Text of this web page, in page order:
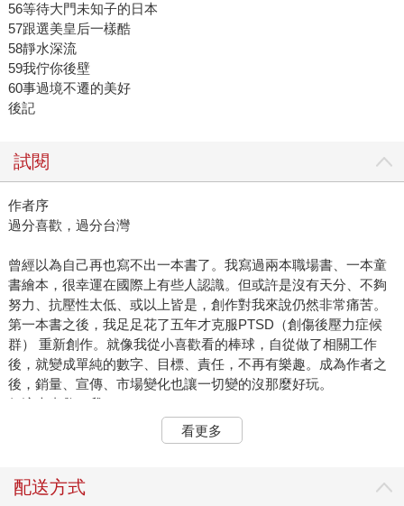
56等待大門未知子的日本
57跟選美皇后一樣酷
58靜水深流
59我佇你後壁
60事過境不遷的美好
後記
試閱
作者序
過分喜歡，過分台灣
曾經以為自己再也寫不出一本書了。我寫過兩本職場書、一本童
書繪本，很幸運在國際上有些人認識。但或許是沒有天分、不夠
努力、抗壓性太低、或以上皆是，創作對我來說仍然非常痛苦。
第一本書之後，我足足花了五年才克服PTSD（創傷後壓力症候
群） 重新創作。就像我從小喜歡看的棒球，自從做了相關工作
後，就變成單純的數字、目標、責任，不再有樂趣。成為作者之
後，銷量、宣傳、市場變化也讓一切變的沒那麼好玩。
但這本書救了我。
確切一點來說，一切是從聯合報繽紛版主編栗光的邀約開始。我
當初不認識她、不知道現在誰在看報紙、也不覺得自己有辦法固
拒絕別人的我，還是答應了。這個專欄變成我固定寫作的驅力，
看更多
配送方式